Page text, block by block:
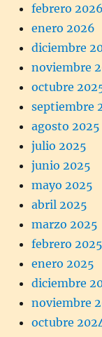
febrero 2026
enero 2026
diciembre
noviembre
octubre
septiembre
agosto 2025
julio 2025
junio 2025
mayo 2025
abril 2025
marzo 2025
febrero 2025
enero 2025
diciembre
noviembre
octubre